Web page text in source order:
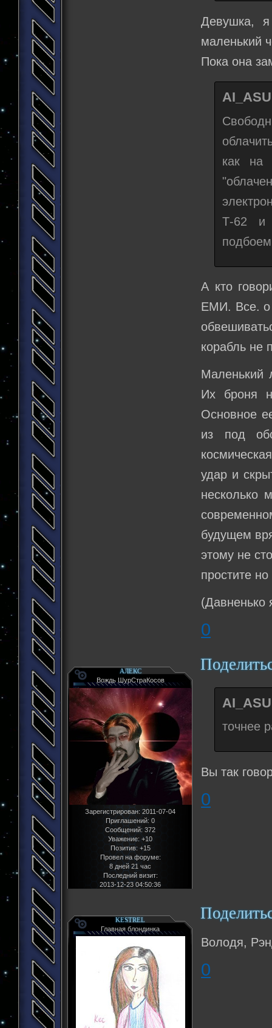
Девушка,
маленький
Пока она
как на
Т-62 и
А кто
ЕМИ. Все. о
корабль не
Маленький
Их броня
Основное
из под
удар и
несколько
будущем
этому не
простите
(Давненько
0
АЛЕКС
Вождь ШурСтраКосов
Зарегистрирован: 2011-07-04
Приглашений: 0
Сообщений: 372
Уважение: +10
Позитив: +15
Провел на форуме:
8 дней 21 час
Последний визит:
2013-12-23 04:50:36
точнее
Вы так
0
KESTREL
Главная блондинка
Володя,
0